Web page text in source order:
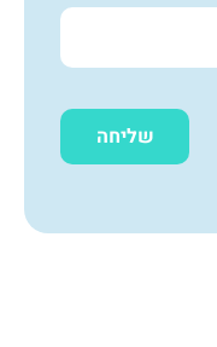
שליחה